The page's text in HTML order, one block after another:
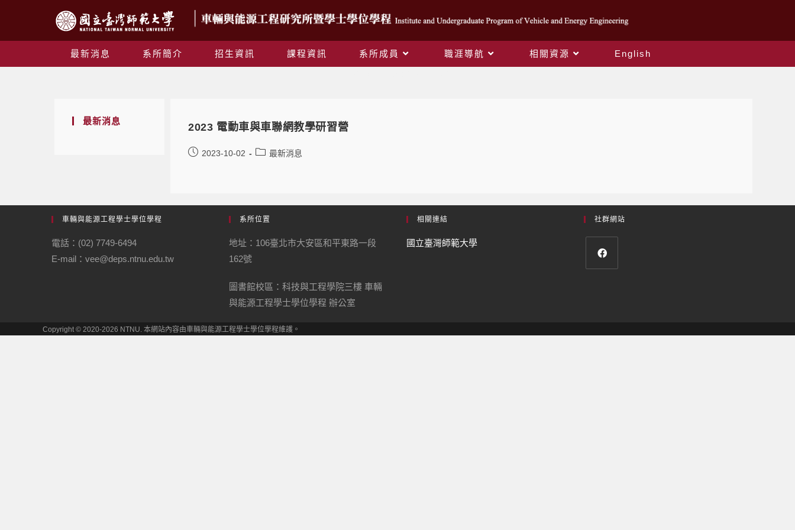
最新消息 系所簡介 招生資訊 課程資訊 系所成員 職涯導航 相關資源
English
最新消息
2023 電動車與車聯網教學研習營
2023-10-02 最新消息
車輛與能源工程學士學位學程
電話：(02) 7749-6494
E-mail：vee@deps.ntnu.edu.tw
系所位置
地址：106臺北市大安區和平東路一段
162號
圖書館校區：科技與工程學院三樓 車輛
與能源工程學士學位學程 辦公室
相關連結
國立臺灣師範大學
社群網站
Copyright © 2020-2026 NTNU. 本網站內容由車輛與能源工程學士學位學程維護。